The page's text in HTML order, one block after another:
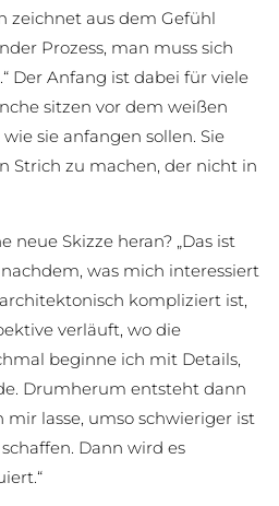
zeichnet aus dem Gefühl
Prozess, man muss sich
Der Anfang ist dabei für viele
sitzen vor dem weißen
sie anfangen sollen. Sie
Strich zu machen, der nicht in
neue Skizze heran? „Das ist
was mich interessiert
kompliziert ist,
verläuft, wo die
beginne ich mit Details,
Drumherum entsteht dann
mir lasse, umso schwieriger ist
Dann wird es